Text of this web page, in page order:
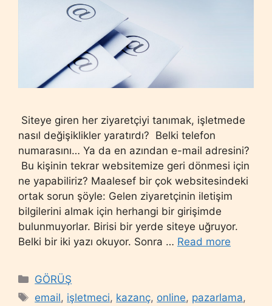
Siteye giren her ziyaretçiyi tanımak, işletmede
nasıl değişiklikler yaratırdı? Belki telefon
numarasını… Ya da en azından e-mail adresini?
Bu kişinin tekrar websitemize geri dönmesi için
ne yapabiliriz? Maalesef bir çok websitesindeki
ortak sorun şöyle: Gelen ziyaretçinin iletişim
bilgilerini almak için herhangi bir girişimde
bulunmuyorlar. Birisi bir yerde siteye uğruyor.
Belki bir iki yazı okuyor. Sonra … Read more
Categories
GÖRÜŞ
Tags
email, işletmeci, kazanç, online, pazarlama,